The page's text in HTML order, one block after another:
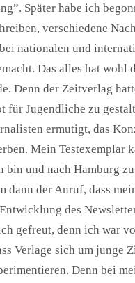
Später habe ich
verschiedene
nationalen und
Das alles hat wohl
Denn der Zeitverlag
für Jugendliche zu
ermutigt, das
Mein Testexemplar
bin und nach Hamburg
dann der Anruf, dass
des
gefreut, denn ich war
Verlage sich um junge
Denn bei